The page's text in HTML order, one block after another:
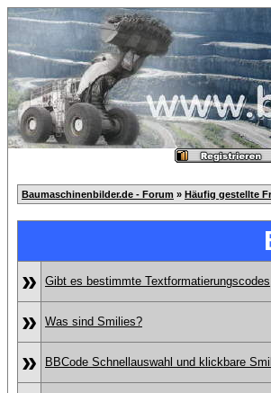
Baumaschinenbilder.de - Forum » Häufig gestellte
»
Gibt es bestimmte
» Was sind Smilies?
» BBCode Schnellauswahl und klickbare